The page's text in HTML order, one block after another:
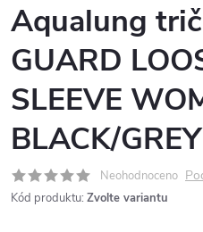
Aqualung
GUARD
SLEEVE
BLACK/
Neohodnoceno
Kód produktu: Zvolte variantu